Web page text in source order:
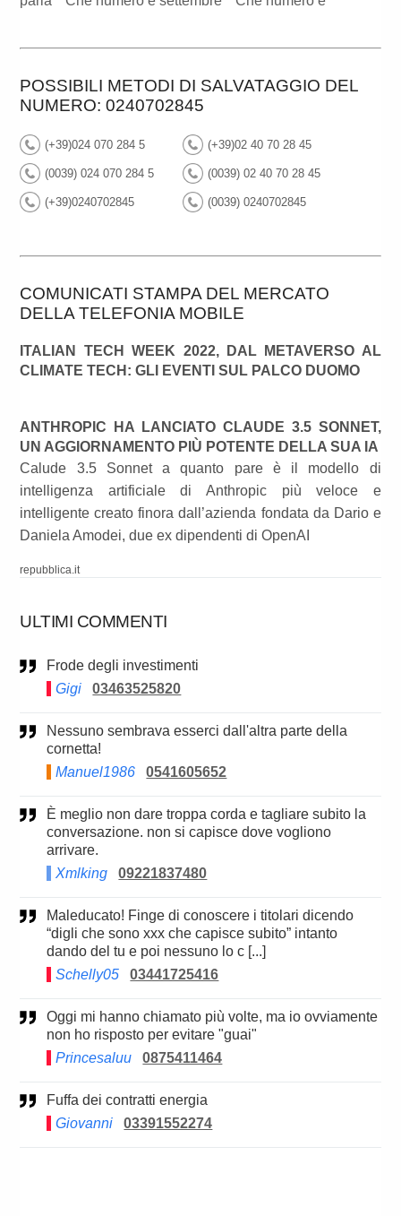
POSSIBILI METODI DI SALVATAGGIO DEL
NUMERO: 0240702845
(+39)024 070 284 5 (+39)02 40 70 28 45
(0039) 024 070 284 5 (0039) 02 40 70 28 45
(+39)0240702845 (0039) 0240702845
COMUNICATI STAMPA DEL MERCATO
DELLA TELEFONIA MOBILE
ITALIAN TECH WEEK 2022, DAL METAVERSO AL
CLIMATE TECH: GLI EVENTI SUL PALCO DUOMO
ANTHROPIC HA LANCIATO CLAUDE 3.5 SONNET,
UN AGGIORNAMENTO PIÙ POTENTE DELLA SUA IA
Calude 3.5 Sonnet a quanto pare è il modello di
intelligenza artificiale di Anthropic più veloce e
intelligente creato finora dall’azienda fondata da Dario e
Daniela Amodei, due ex dipendenti di OpenAI
repubblica.it
ULTIMI COMMENTI
Frode degli investimenti
Gigi
03463525820
Nessuno sembrava esserci dall'altra parte della
cornetta!
Manuel1986
0541605652
è meglio non dare troppa corda e tagliare subito la
conversazione. non si capisce dove vogliono
arrivare.
Xmlking
09221837480
Maleducato! Finge di conoscere i titolari dicendo
“digli che sono xxx che capisce subito” intanto
dando del tu e poi nessuno lo c [...]
Schelly05
03441725416
Oggi mi hanno chiamato più volte, ma io ovviamente
non ho risposto per evitare "guai"
Princesaluu
0875411464
Fuffa dei contratti energia
Giovanni
03391552274